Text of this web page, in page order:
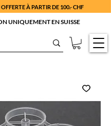
À PARTIR DE 100.- CHF
UNIQUEMENT EN SUISSE